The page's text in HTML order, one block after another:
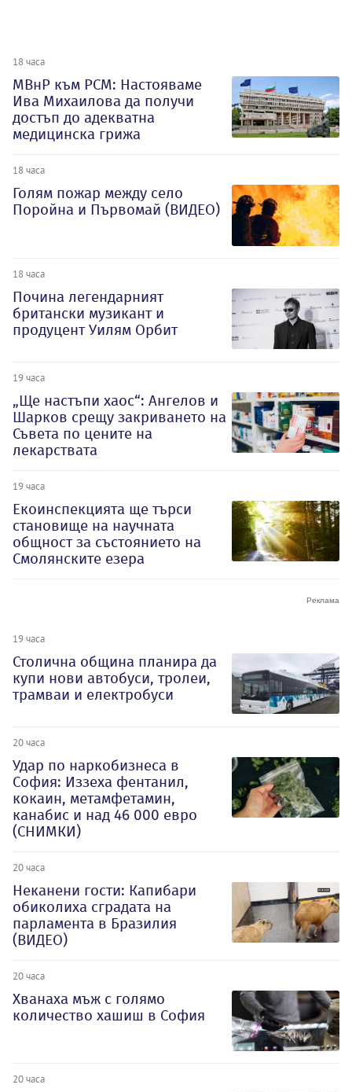
18 часа
МВнР към РСМ: Настояваме
Ива Михаилова да получи
достъп до адекватна
медицинска грижа
18 часа
Голям пожар между село
Поройна и Първомай (ВИДЕО)
18 часа
Почина легендарният
британски музикант и
продуцент Уилям Орбит
19 часа
„Ще настъпи хаос“: Ангелов и
Шарков срещу закриването на
Съвета по цените на
лекарствата
19 часа
Екоинспекцията ще търси
становище на научната
общност за състоянието на
Смолянските езера
19 часа
Столична община планира да
купи нови автобуси, тролеи,
трамваи и електробуси
20 часа
Удар по наркобизнеса в
София: Иззеха фентанил,
кокаин, метамфетамин,
канабис и над 46 000 евро
(СНИМКИ)
20 часа
Неканени гости: Капибари
обиколиха сградата на
парламента в Бразилия
(ВИДЕО)
20 часа
Хванаха мъж с голямо
количество хашиш в София
20 часа